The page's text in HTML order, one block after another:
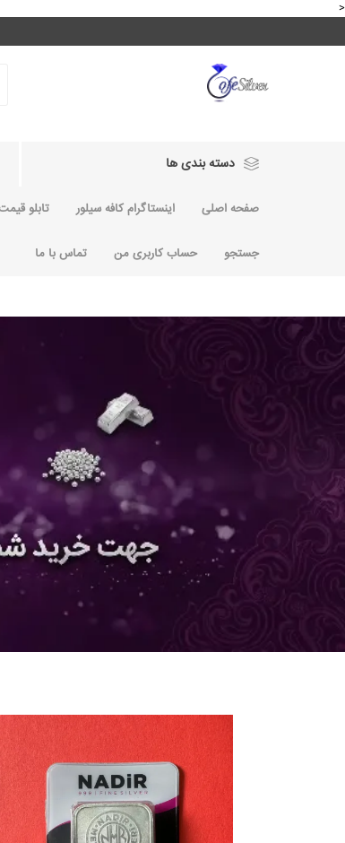
<
دسته بندی ها
صفحه اصلی اینستاگرام کافه سیلور تابلو
جستجو حساب کاربری من تماس با ما